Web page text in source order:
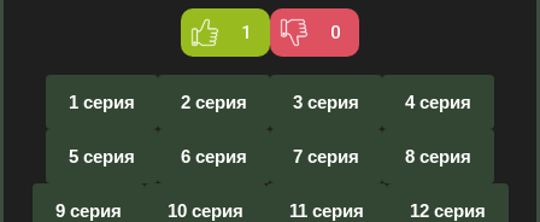
1 0
1 серия 2 серия 3 серия 4 серия
5 серия 6 серия 7 серия 8 серия
9 серия 10 серия 11 серия 12 серия